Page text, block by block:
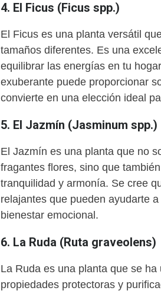
4. El Ficus (Ficus spp.)
El Ficus es una planta versátil
tamaños diferentes. Es una
equilibrar las energías en tu
exuberante puede proporcionar
convierte en una elección ideal
5. El Jazmín (Jasminum spp.)
El Jazmín es una planta que no
fragantes flores, sino que
tranquilidad y armonía. Se cree
relajantes que pueden ayudarte
bienestar emocional.
6. La Ruda (Ruta graveolens)
La Ruda es una planta que se
propiedades protectoras y